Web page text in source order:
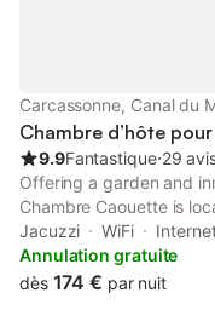
Carcassonne, Canal du
Chambre d’hôte
9.9Fantastique⋅29
Offering a garden and
Chambre Caouette is
Carcassonne Cathedral
(Maison des Memoires).
Jacuzzi WiFi
Annulation gratuite
dès 174 € par nuit